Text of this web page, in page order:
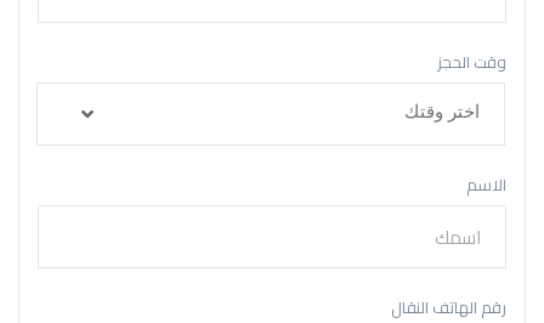
وقت الحجز
اختر وقتك
الاسم
رقم الهاتف النقال